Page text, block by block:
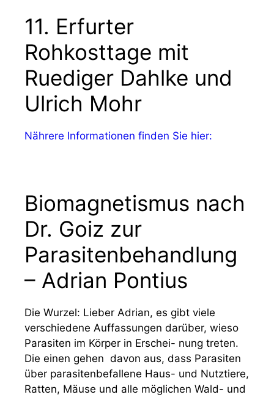
11. Erfurter
Rohkosttage mit
Ruediger Dahlke und
Ulrich Mohr
Nährere Informationen finden Sie hier:
Biomagnetismus nach
Dr. Goiz zur
Parasitenbehandlung
– Adrian Pontius
Die Wurzel: Lieber Adrian, es gibt viele
verschiedene Auffassungen darüber, wieso
Parasiten im Körper in Erschei- nung treten.
Die einen gehen davon aus, dass Parasiten
über parasitenbefallene Haus- und Nutztiere,
Ratten, Mäuse und alle möglichen Wald- und